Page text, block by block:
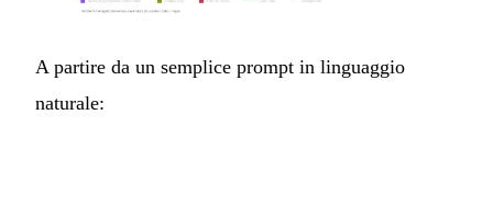
A partire da un semplice prompt in linguaggio
naturale: